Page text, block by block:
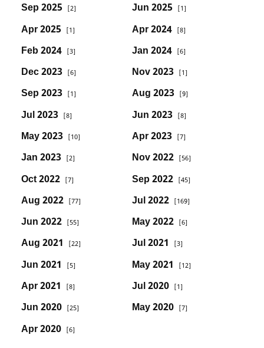
Sep 2025 [2] Jun 2025 [1]
Apr 2025 [1] Apr 2024 [8]
Feb 2024 [3] Jan 2024 [6]
Dec 2023 [6] Nov 2023 [1]
Sep 2023 [1] Aug 2023 [9]
Jul 2023 [8] Jun 2023 [8]
May 2023 [10] Apr 2023 [7]
Jan 2023 [2] Nov 2022 [56]
Oct 2022 [7] Sep 2022 [45]
Aug 2022 [77] Jul 2022 [169]
Jun 2022 [55] May 2022 [6]
Aug 2021 [22] Jul 2021 [3]
Jun 2021 [5] May 2021 [12]
Apr 2021 [8] Jul 2020 [1]
Jun 2020 [25] May 2020 [7]
Apr 2020 [6]